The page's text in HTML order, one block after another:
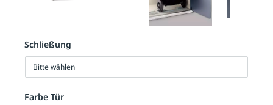
Schließung
Bitte wählen
Farbe Tür